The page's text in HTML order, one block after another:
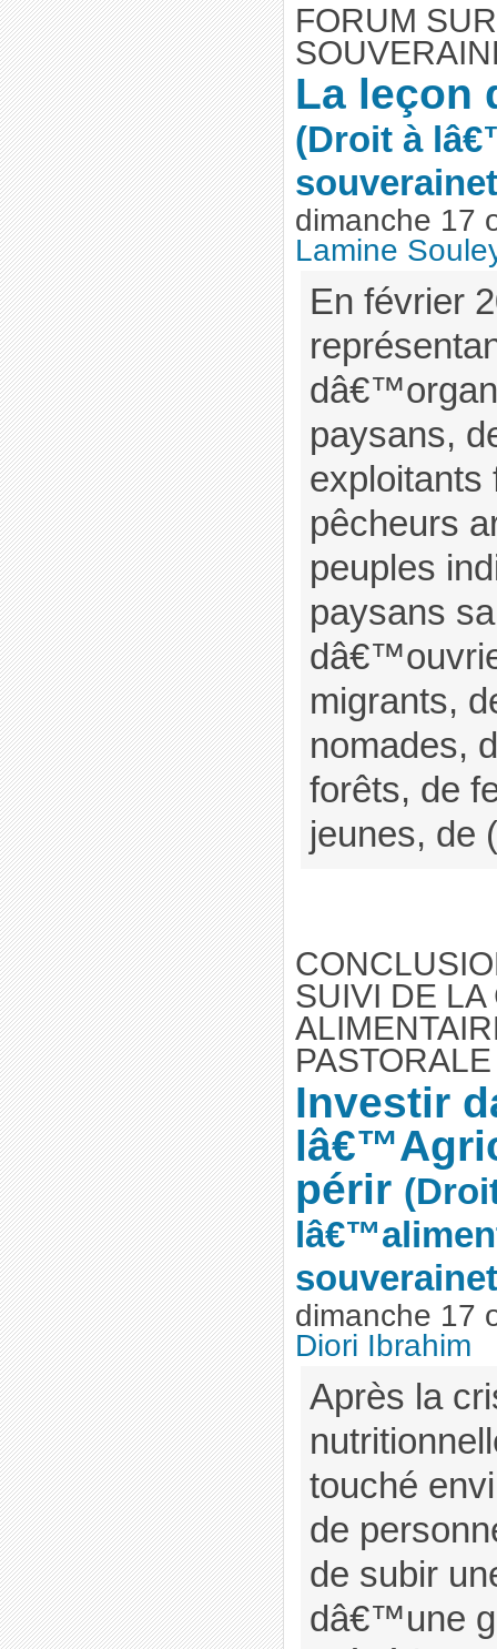
FORUM
La leçon
(Droit à
dimanche 17
Lamine
En février
paysans,
exploitants
pêcheurs
peuples
paysans
migrants,
nomades,
forêts, de
jeunes, de
SUIVI DE LA
Investir
périr
dimanche 17
Diori Ibrahim
Après la
touché
de
de subir
dâ€™une